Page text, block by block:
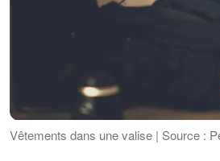
Vêtements dans une valise | Source :